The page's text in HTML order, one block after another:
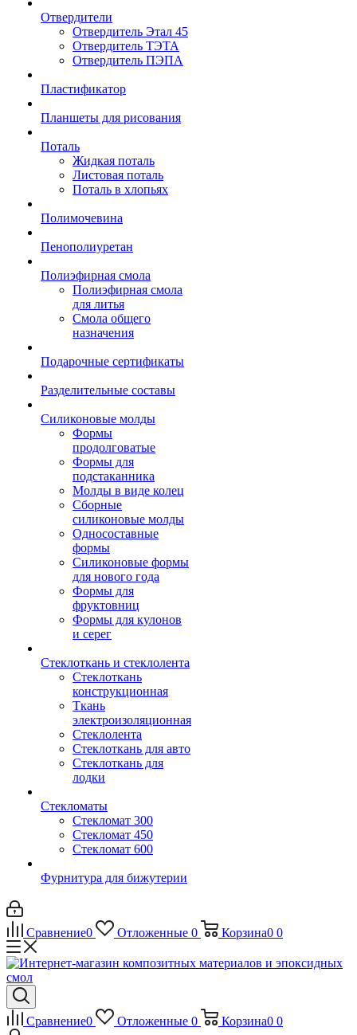
Отвердители
Отвердитель Этал 45
Отвердитель ТЭТА
Отвердитель ПЭПА
Пластификатор
Планшеты для рисования
Поталь
Жидкая поталь
Листовая поталь
Поталь в хлопьях
Полимочевина
Пенополиуретан
Полиэфирная смола
Полиэфирная смола
для литья
Смола общего
назначения
Подарочные сертификаты
Разделительные составы
Силиконовые молды
Формы
продолговатые
Формы для
подстаканника
Молды в виде колец
Сборные
силиконовые молды
Односоставные
формы
Силиконовые формы
для нового года
Формы для
фруктовниц
Формы для кулонов
и серег
Стеклоткань и стеклолента
Стеклоткань
конструкционная
Ткань
электроизоляционная
Стеклолента
Стеклоткань для авто
Стеклоткань для
лодки
Стекломаты
Стекломат 300
Стекломат 450
Стекломат 600
Фурнитура для бижутерии
Сравнение0 Отложенные 0 Корзина0 0
Сравнение0 Отложенные 0 Корзина0 0